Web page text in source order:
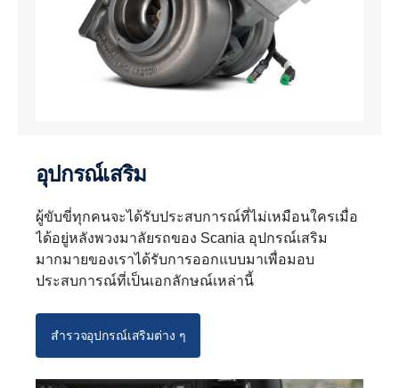
อุปกรณ์เสริม
ผู้ขับขี่ทุกคนจะได้รับประสบการณ์ที่ไม่เหมือนใครเมื่อ
ได้อยู่หลังพวงมาลัยรถของ Scania อุปกรณ์เสริม
มากมายของเราได้รับการออกแบบมาเพื่อมอบ
ประสบการณ์ที่เป็นเอกลักษณ์เหล่านี้
สำรวจอุปกรณ์เสริมต่าง ๆ